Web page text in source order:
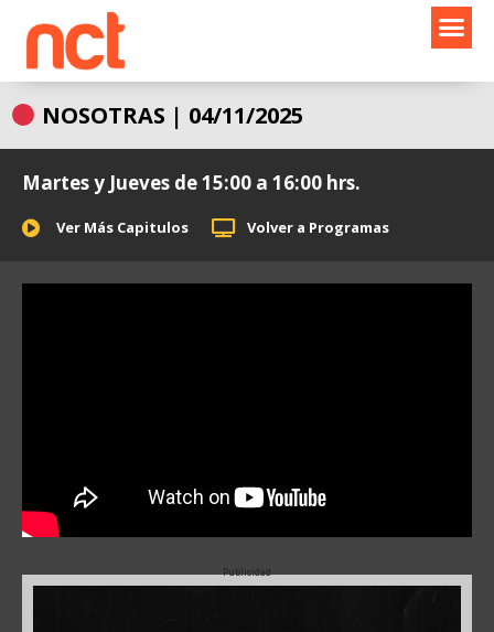
contenido
NOSOTRAS | 04/11/2025
Martes y Jueves de 15:00 a 16:00 hrs.
Ver Más Capitulos Volver a Programas
Publicidad